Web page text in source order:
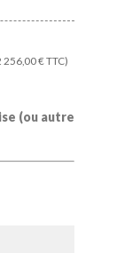
256,00€ TTC)
(ou autre